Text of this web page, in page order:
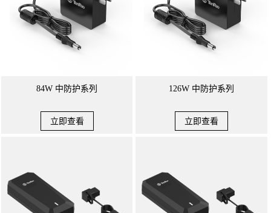
84W 中防护系列
立即查看
126W 中防护系列
立即查看